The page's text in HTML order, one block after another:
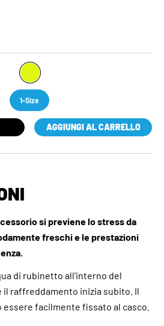
1-Size
AGGIUNGI AL CARRELLO
si previene lo stress da
freschi e le prestazioni
di rubinetto all'interno del
il raffreddamento inizia subito. Il
facilmente fissato al casco.